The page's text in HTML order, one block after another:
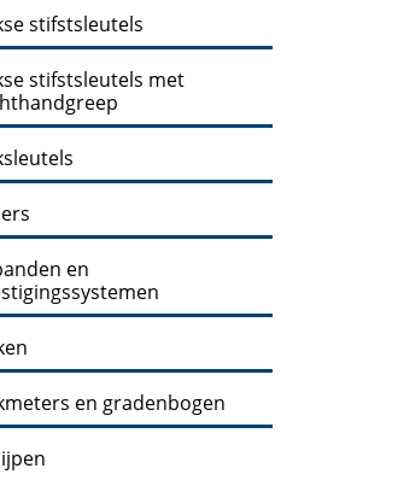
stifstsleutels
stifstsleutels met
en
en gradenbogen